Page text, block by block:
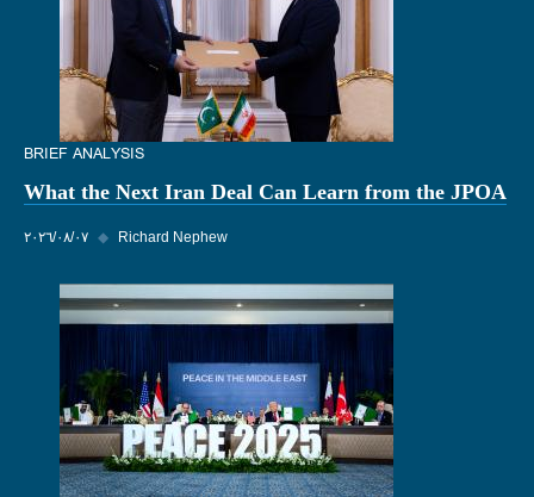
BRIEF ANALYSIS
What the Next Iran Deal Can Learn from the JPOA
٠٧‏/٠٨‏/٢٠٢٦ ◆ Richard Nephew